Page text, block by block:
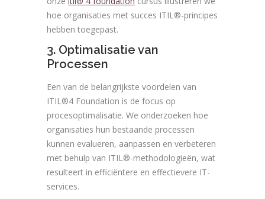
hoe organisaties met succes ITIL®-principes
hebben toegepast.
3. Optimalisatie van
Processen
Een van de belangrijkste voordelen van
ITIL®4 Foundation is de focus op
procesoptimalisatie. We onderzoeken hoe
organisaties hun bestaande processen
kunnen evalueren, aanpassen en verbeteren
met behulp van ITIL®-methodologieën, wat
resulteert in efficiëntere en effectievere IT-
services.